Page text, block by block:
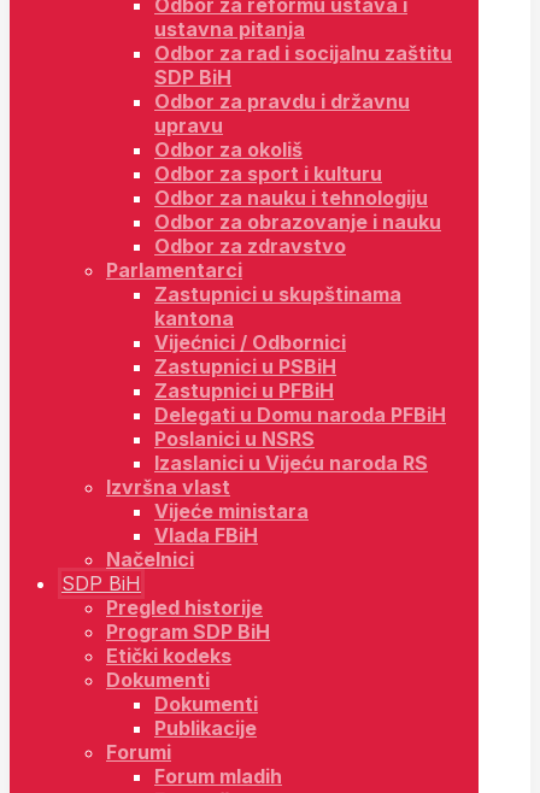
Odbor za reformu ustava i
ustavna pitanja
Odbor za rad i socijalnu zaštitu
SDP BiH
Odbor za pravdu i državnu
upravu
Odbor za okoliš
Odbor za sport i kulturu
Odbor za nauku i tehnologiju
Odbor za obrazovanje i nauku
Odbor za zdravstvo
Parlamentarci
Zastupnici u skupštinama
kantona
Vijećnici / Odbornici
Zastupnici u PSBiH
Zastupnici u PFBiH
Delegati u Domu naroda PFBiH
Poslanici u NSRS
Izaslanici u Vijeću naroda RS
Izvršna vlast
Vijeće ministara
Vlada FBiH
Načelnici
SDP BiH
Pregled historije
Program SDP BiH
Etički kodeks
Dokumenti
Dokumenti
Publikacije
Forumi
Forum mladih